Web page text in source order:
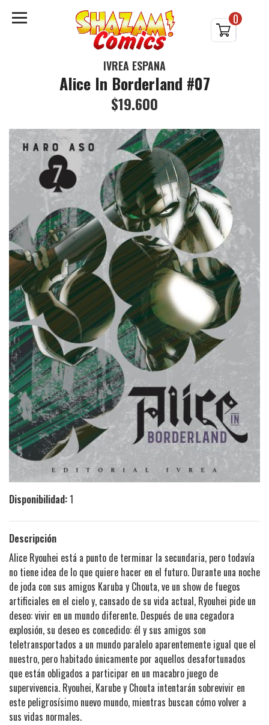
0
IVREA ESPAÑA
Alice In Borderland #07
$19.600
Disponibilidad:1
Descripción
Alice Ryouhei está a punto de terminar la secundaria, pero todavía
no tiene idea de lo que quiere hacer en el futuro. Durante una noche
de joda con sus amigos Karuba y Chouta, ve un show de fuegos
artificiales en el cielo y, cansado de su vida actual, Ryouhei pide un
deseo: vivir en un mundo diferente. Después de una cegadora
explosión, su deseo es concedido: él y sus amigos son
teletransportados a un mundo paralelo aparentemente igual que el
nuestro, pero habitado únicamente por aquellos desafortunados
que están obligados a participar en un macabro juego de
supervivencia. Ryouhei, Karube y Chouta intentarán sobrevivir en
este peligrosísimo nuevo mundo, mientras buscan cómo volver a
sus vidas normales.